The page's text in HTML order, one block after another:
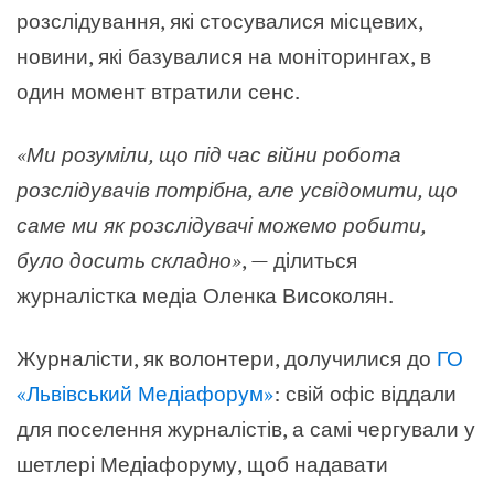
розслідування, які стосувалися місцевих,
новини, які базувалися на моніторингах, в
один момент втратили сенс.
«Ми розуміли, що під час війни робота
розслідувачів потрібна, але усвідомити, що
саме ми як розслідувачі можемо робити,
було досить складно», — ділиться
журналістка медіа Оленка Високолян.
Журналісти, як волонтери, долучилися до ГО
«Львівський Медіафорум»: свій офіс віддали
для поселення журналістів, а самі чергували у
шетлері Медіафоруму, щоб надавати